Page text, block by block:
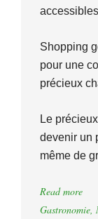
Shopping
pour une
précieux
Le
devenir un
même de
Read more
Gastronomie,